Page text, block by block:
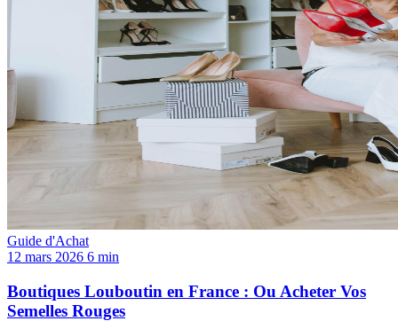
Guide d'Achat
12 mars 2026 6 min
Boutiques Louboutin en France : Ou Acheter Vos
Semelles Rouges